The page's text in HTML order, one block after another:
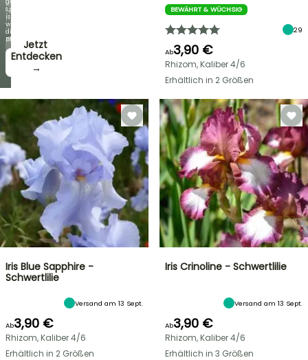
jede
Woche
neue
Angebote
Jetzt
zugreifen!
→
spektakulär
ist
wie
die
Blüten!
Entdecken
→
BEWÄHRT & WÜCHSIG
29
Ab3,90 €
Rhizom, Kaliber 4/6
Erhältlich in 2 Größen
Iris Blue Sapphire -
Schwertlilie
Versand am 13 Sept.
Ab3,90 €
Rhizom, Kaliber 4/6
Erhältlich in 2 Größen
Iris Crinoline - Schwertlilie
Versand am 13 Sept.
Ab3,90 €
Rhizom, Kaliber 4/6
Erhältlich in 3 Größen